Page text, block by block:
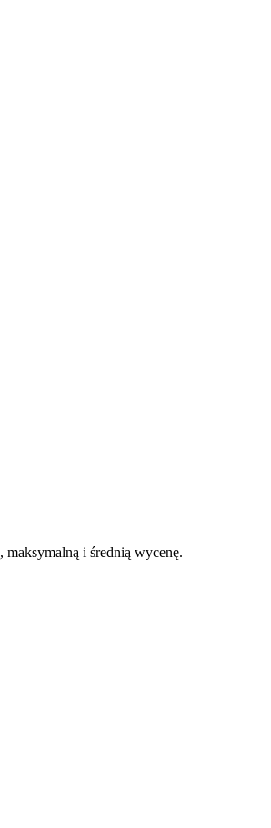
i średnią wycenę.